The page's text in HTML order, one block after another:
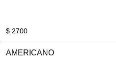
$ 2700
AMERICANO